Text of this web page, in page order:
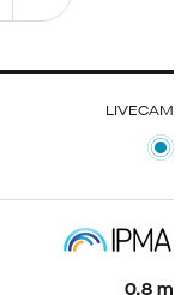
LIVECAM
0.8 m